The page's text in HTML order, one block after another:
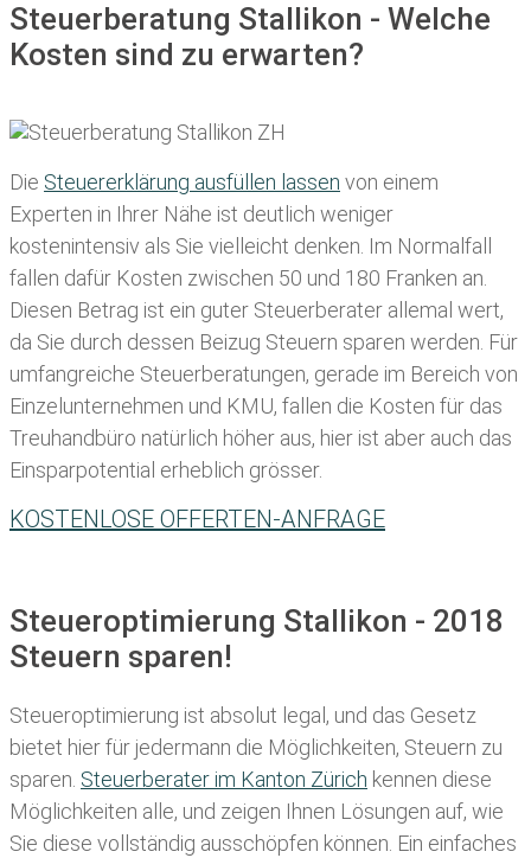
Steuerberatung Stallikon - Welche
Kosten sind zu erwarten?
Die Steuererklärung ausfüllen lassen von einem
Experten in Ihrer Nähe ist deutlich weniger
kostenintensiv als Sie vielleicht denken. Im Normalfall
fallen dafür Kosten zwischen 50 und 180 Franken an.
Diesen Betrag ist ein guter Steuerberater allemal wert,
da Sie durch dessen Beizug Steuern sparen werden. Für
umfangreiche Steuerberatungen, gerade im Bereich von
Einzelunternehmen und KMU, fallen die Kosten für das
Treuhandbüro natürlich höher aus, hier ist aber auch das
Einsparpotential erheblich grösser.
KOSTENLOSE OFFERTEN-ANFRAGE
Steueroptimierung Stallikon - 2018
Steuern sparen!
Steueroptimierung ist absolut legal, und das Gesetz
bietet hier für jedermann die Möglichkeiten, Steuern zu
sparen. Steuerberater im K anton Zürich kennen diese
Möglichkeiten alle, und zeigen Ihnen Lösungen auf, wie
Sie diese vollständig ausschöpfen können. Ein einfaches